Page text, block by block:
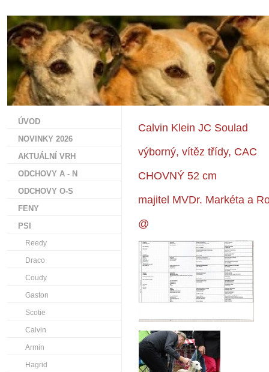
Calvin Klein JC Soulad
výborný, vítěz třídy, CAC
CHOVNÝ 52 cm
majitel MVDr. Markéta a
@
ÚVOD
NOVINKY 2026
AKTUÁLNÍ VRH
ODCHOVY A - N
ODCHOVY O-S
FENY
PSI
Reedy
Draco
Coudy
Gaston
Scotie
Calvin
Armin
Hagrid